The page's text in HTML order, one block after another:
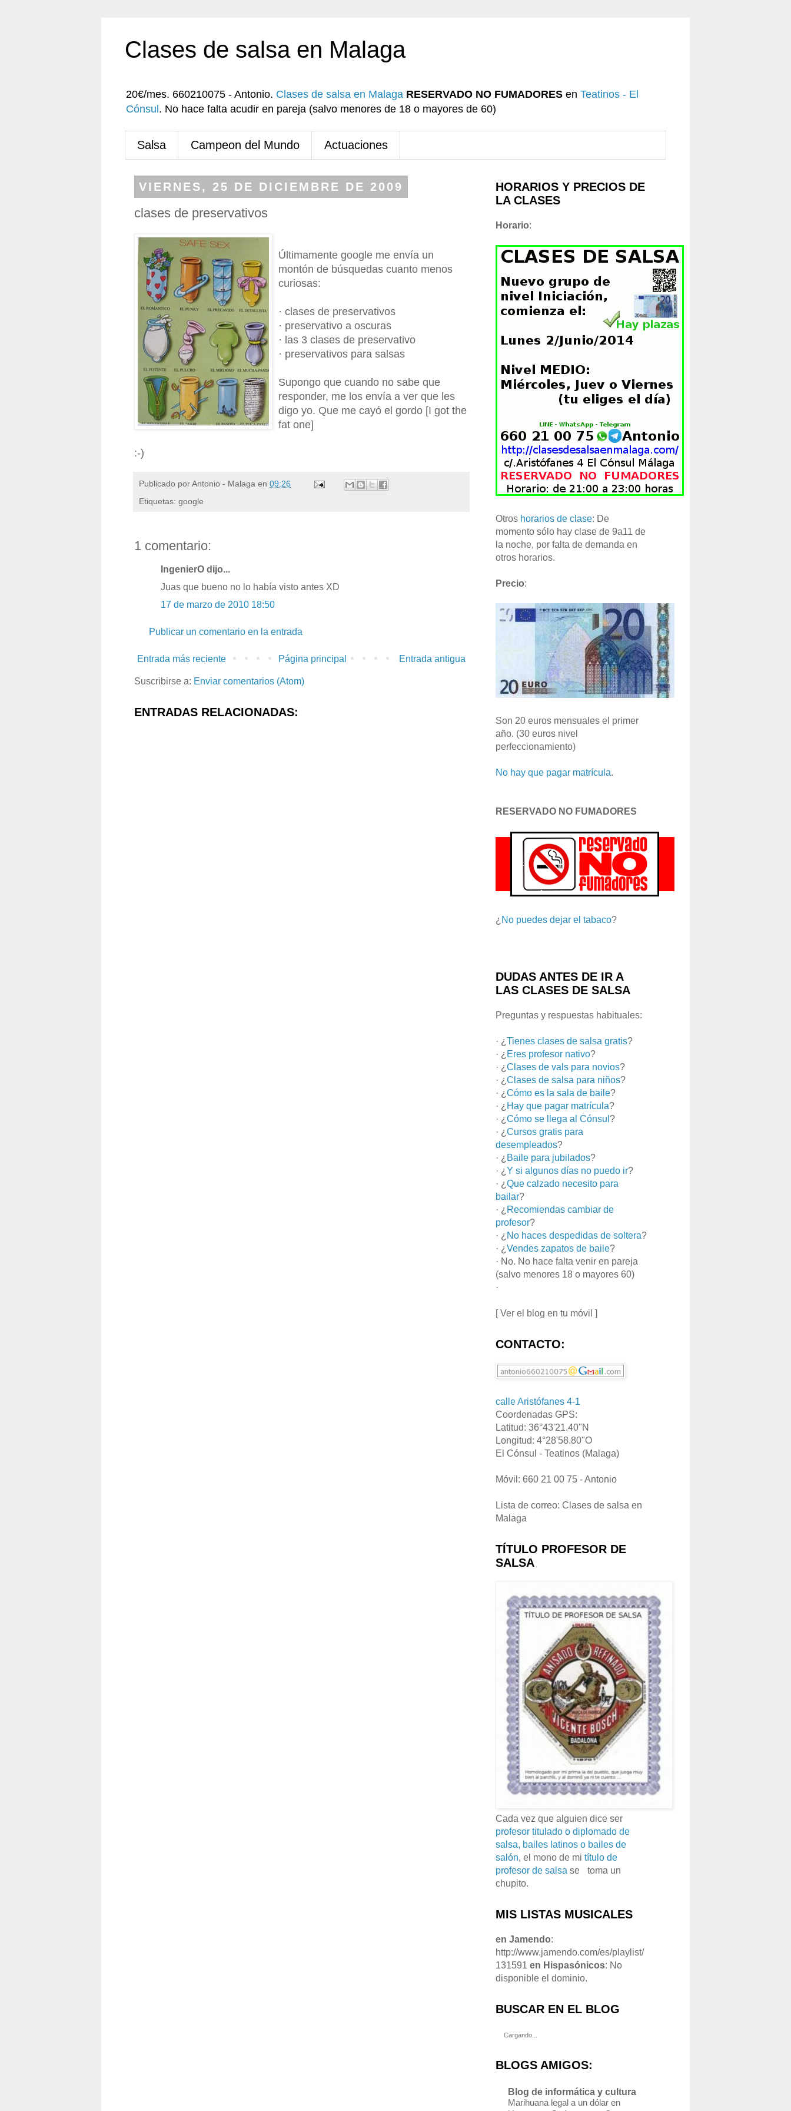
Clases de salsa en Malaga
20€/mes. 660210075 - Antonio. Clases de salsa en Malaga RESERVADO NO FUMADORES en Teatinos - El
Cónsul . No hace falta acudir en pareja (salvo menores de 18 o mayores de 60)
Salsa Campeon del Mundo Actuaciones
VIERNES, 25 DE DICIEMBRE DE 2009
clases de preservativos
Últimamente google me envía un
montón de búsquedas cuanto menos
curiosas:
· clases de preservativos
· preservativo a oscuras
· las 3 clases de preservativo
· preservativos para salsas
Supongo que cuando no sabe que
responder, me los envía a ver que les
digo yo. Que me cayó el gordo [I got the
fat one]
:-)
Publicado porAntonio - Malaga en 09:26
Etiquetas: google
1 comentario:
IngenierO dijo...
Juas que bueno no lo había visto antes XD
17 de marzo de 2010 18:50
Publicar un comentario en la entrada
Entrada más reciente Entrada antigua
Página principal
Suscribirse a: Enviar comentarios (Atom)
ENTRADAS RELACIONADAS:
HORARIOS Y PRECIOS DE
LA CLASES
Horario:
Otros horarios de clase: De
momento sólo hay clase de 9a11 de
la noche, por falta de demanda en
otros horarios.
Precio:
Son 20 euros mensuales el primer
año. (30 euros nivel
perfeccionamiento)
No hay que pagar matrícula.
RESERVADO NO FUMADORES
¿ No puedes dejar el tabaco?
DUDAS ANTES DE IR A
LAS CLASES DE SALSA
Preguntas y respuestas habituales:
· ¿ Tienes clases de salsa gratis?
· ¿ Eres profesor nativo?
· ¿ Clases de vals para novios?
· ¿ Clases de salsa para niños?
· ¿ Cómo es la sala de baile?
· ¿ Hay que pagar matrícula?
· ¿ Cómo se llega al Cónsul ?
· ¿ Cursos gratis para
desempleados?
· ¿ Baile para jubilados?
· ¿ Y si algunos días no puedo ir?
· ¿ Que calzado necesito para
bailar?
· ¿ Recomiendas cambiar de
profesor?
· ¿ No haces despedidas de soltera?
· ¿ Vendes zapatos de baile?
· No. No hace falta venir en pareja
(salvo menores 18 o mayores 60)
·
[ Ver el blog en tu móvil ]
CONTACTO:
calle Aristófanes 4-1
Coordenadas GPS:
Latitud: 36°43'21.40"N
Longitud: 4°28'58.80"O
El Cónsul - Teatinos (Malaga)
Móvil: 660 21 00 75 - Antonio
Lista de correo: Clases de salsa en
Malaga
TÍTULO PROFESOR DE
SALSA
Cada vez que alguien dice ser
profesor titulado o diplomado de
salsa, bailes latinos o bailes de
salón, el mono de mi título de
profesor de salsa se
toma un
chupito.
MIS LISTAS MUSICALES
en Jamendo:
http://www.jamendo.com/es/playlist/
131591 en Hispasónicos: No
disponible el dominio.
BUSCAR EN EL BLOG
Cargando...
BLOGS AMIGOS:
Blog de informática y cultura
Marihuana legal a un dólar en